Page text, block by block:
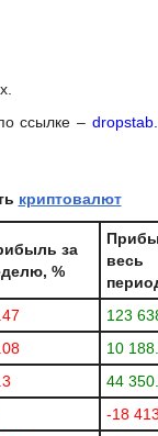
ссылке –
криптовалют
за
%
весь
123
10
44
-18